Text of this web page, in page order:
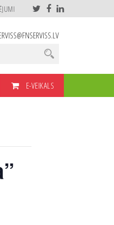
E-VEIKALS